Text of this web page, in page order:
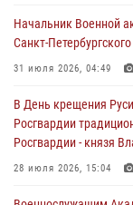
Начальник Военной
Санкт-
31 июля 2026, 04:49
В День крещения
Росгвардии
Росгвардии - князя
28 июля 2026, 15:04